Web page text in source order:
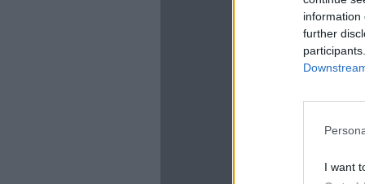
information
further
I want